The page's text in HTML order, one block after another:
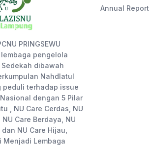
PRINGSEWU
pengelola
dibawah
Nahdlatul
peduli terhadap issue
dengan 5 Pilar
, NU Care Cerdas, NU
Care Berdaya, NU
NU Care Hijau,
Menjadi Lembaga
Annual Report